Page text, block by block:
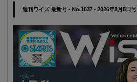
週刊ワイズ 最新号 - No.1037 - 2026年8月5日号